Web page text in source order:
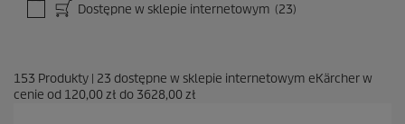
Dostępne w sklepie internetowym (23)
153 Produkty | 23 dostępne w sklepie internetowym eKärcher w
cenie od 120,00 zł do 3628,00 zł